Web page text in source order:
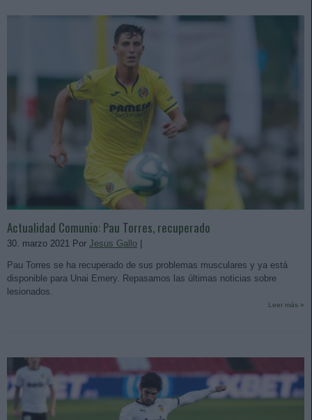
Actualidad Comunio: Pau Torres, recuperado
30. marzo 2021 Por Jesus Gallo
Pau Torres se ha recuperado de sus problemas musculares y ya está
disponible para Unai Emery. Repasamos las últimas noticias sobre
lesionados.
Leer más »